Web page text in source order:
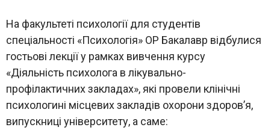
На факультеті психології для студентів
спеціальності «Психологія» ОР Бакалавр відбулися
гостьові лекції у рамках вивчення курсу
«Діяльність психолога в лікувально-
профілактичних закладах», які провели клінічні
психологині місцевих закладів охорони здоров’я,
випускниці університету, а саме: